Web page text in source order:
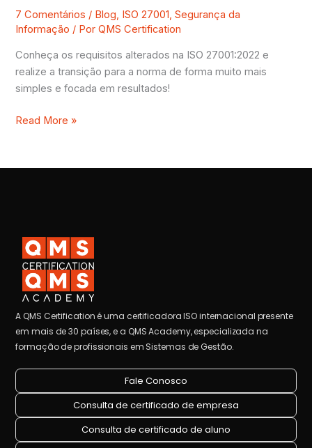
7 Comentários / Blog, ISO 27001,Segurança da
Informação / PorQMS Certification
Conheça os requisitos alterados na ISO 27001:2022 e
realize a transição para a norma de forma muito mais
simples e focada em resultados!
Read More »
A QMS Certification é uma certificadora ISO internacional presente
em mais de 30 países, e a QMS Academy, especializada na
formação de profissionais em Sistemas de Gestão.
Fale Conosco
Consulta de certificado de empresa
Consulta de certificado de aluno